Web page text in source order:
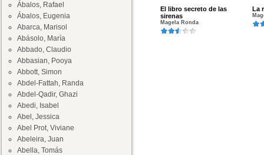
Ábalos, Rafael
Ábalos, Eugenia
Abarca, Marisol
Abásolo, María
Abbado, Claudio
Abbasian, Pooya
Abbott, Simon
Abdel-Fattah, Randa
Abdel-Qadir, Ghazi
Abedi, Isabel
Abel, Jessica
Abel Prot, Viviane
Abeleira, Juan
Abella, Tomás
El libro secreto de las
sirenas
Magela Ronda
La